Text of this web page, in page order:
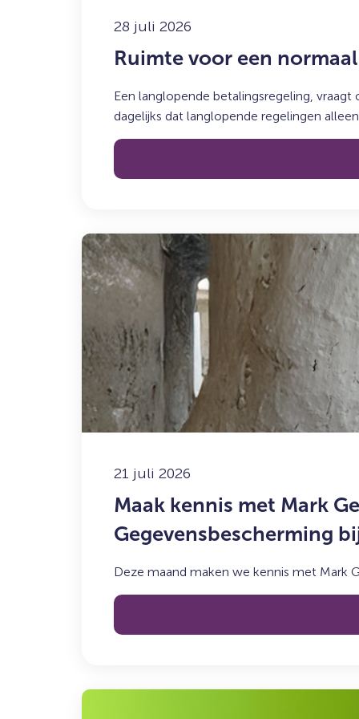
28 juli 2026
Ruimte voor een
Een langlopende betalingsregeling,
dagelijks dat langlopende regelingen
21 juli 2026
Maak kennis met Mark
Gegevensbescherming
Deze maand maken we kennis met Mark
Lees
meer
over:
met
Mark
Getkate:
Legal
Compliance
Gegevensbescherming
Lees